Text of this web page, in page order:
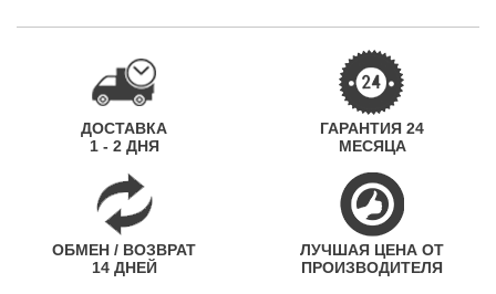
ДОСТАВКА
1 - 2 ДНЯ
ГАРАНТИЯ 24
МЕСЯЦА
ОБМЕН / ВОЗВРАТ
14 ДНЕЙ
ЛУЧШАЯ ЦЕНА ОТ
ПРОИЗВОДИТЕЛЯ